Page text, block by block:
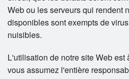
Web ou les serveurs qui rendent
disponibles sont exempts de
nuisibles.
L'utilisation de notre site Web est
vous assumez l'entière